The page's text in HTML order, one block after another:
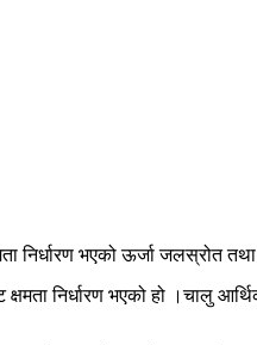
निर्धारण भएको ऊर्जा जलस्रोत
निर्धारण भएको हो ।चालु